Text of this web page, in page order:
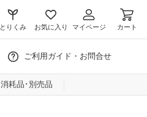
とりくみ お気に入り マイページ カート
ご利用ガイド・お問合せ
消耗品･別売品